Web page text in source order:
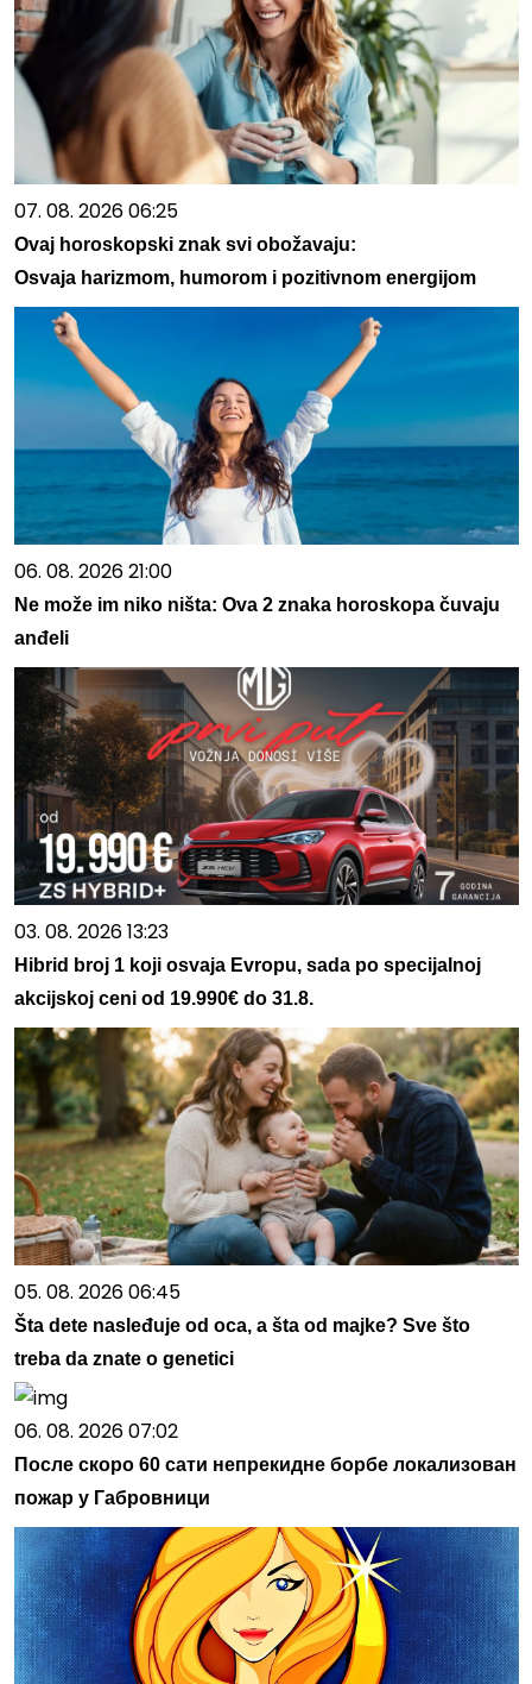
07. 08. 2026 06:25
Ovaj horoskopski znak svi obožavaju:
Osvaja harizmom, humorom i pozitivnom energijom
06. 08. 2026 21:00
Ne može im niko ništa: Ova 2 znaka horoskopa čuvaju
anđeli
03. 08. 2026 13:23
Hibrid broj 1 koji osvaja Evropu, sada po specijalnoj
akcijskoj ceni od 19.990€ do 31.8.
05. 08. 2026 06:45
Šta dete nasleđuje od oca, a šta od majke? Sve što
treba da znate o genetici
06. 08. 2026 07:02
После скоро 60 сати непрекидне борбе локализован
пожар у Габровници